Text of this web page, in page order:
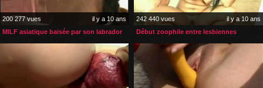
200 277 vues
il y a 10 ans
MILF asiatique baisée par son labrador
242 440 vues
il y a 10 ans
Début zoophile entre lesbiennes